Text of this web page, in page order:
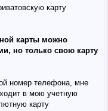
карту
карты можно
но только свою карту
номер телефона, мне
в мою учетную
карту